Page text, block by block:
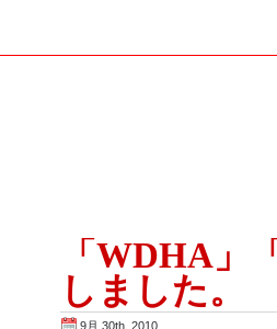
「WDHA」
しました。
9月 30th, 2010